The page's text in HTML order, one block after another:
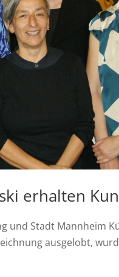
erhalten
und Stadt Mannheim
ausgelobt,